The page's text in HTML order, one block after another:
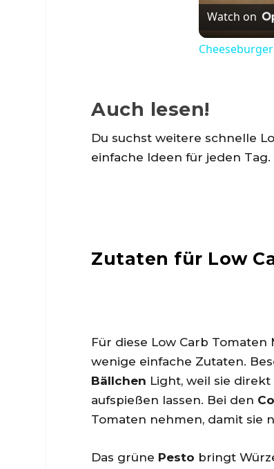
Watch on
Auch lesen!
Du suchst weitere schnelle
einfache Ideen für jeden Tag.
Zutaten für Low
Für diese Low Carb
wenige einfache Zutaten.
Bällchen Light, weil sie
aufspießen lassen. Bei den
Tomaten nehmen, damit sie
Das grüne Pesto bringt